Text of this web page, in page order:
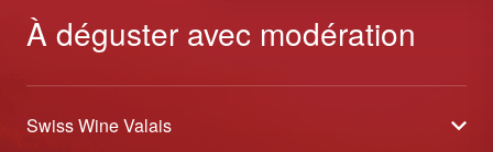
À déguster avec modération
Swiss Wine Valais